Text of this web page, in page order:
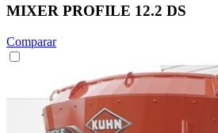
MIXER PROFILE 12.2 DS
Comparar